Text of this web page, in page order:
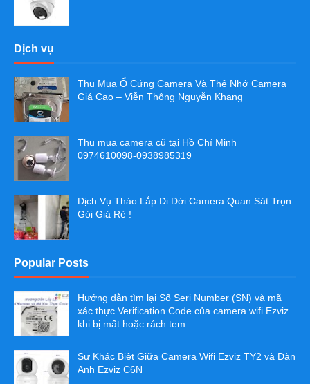
Dịch vụ
Thu Mua Ổ Cứng Camera Và Thẻ Nhớ Camera
Giá Cao – Viễn Thông Nguyễn Khang
Thu mua camera cũ tại Hồ Chí Minh
0974610098-0938985319
Dịch Vụ Tháo Lắp Di Dời Camera Quan Sát Trọn
Gói Giá Rẻ !
Popular Posts
Hướng dẫn tìm lại Số Seri Number (SN) và mã
xác thực Verification Code của camera wifi Ezviz
khi bị mất hoặc rách tem
Sự Khác Biệt Giữa Camera Wifi Ezviz TY2 và Đàn
Anh Ezviz C6N